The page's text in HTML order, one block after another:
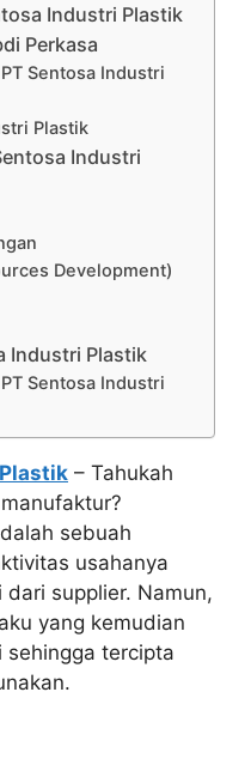
Industri Plastik
Perkasa
PT Sentosa Industri
Plastik
Industri
Development)
Industri Plastik
PT Sentosa Industri
– Tahukah
sebuah
usahanya
supplier. Namun,
yang kemudian
sehingga tercipta